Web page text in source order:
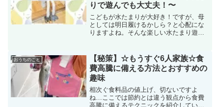
りで遊んでも大丈夫！〜
こどもが水たまりが大好き！ですが、母
としては明日履けるかしら？と心配にな
りますよね。そんな楽しい水たまり遊び
台GETしておくことをおすすめします！
おうちのこと
【秘策】☆もうすぐ6人家族☆食
費高騰に備える方法とおすすめの
趣味
相次ぐ食料品の値上げ、切ないですよ
ね…ここでは節約とは違う観点から食費
高騰に備えるテクニックを紹介していま